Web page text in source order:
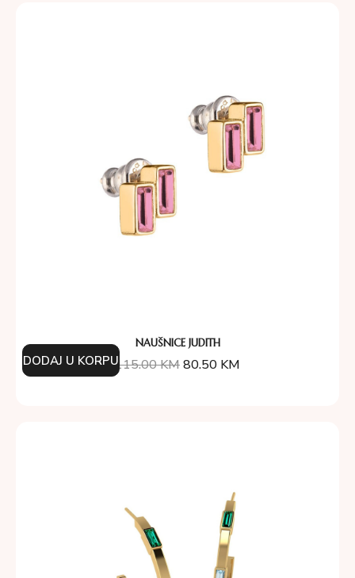
NAUŠNICE JUDITH
115.00KM80.50 KM
DODAJ U KORPU